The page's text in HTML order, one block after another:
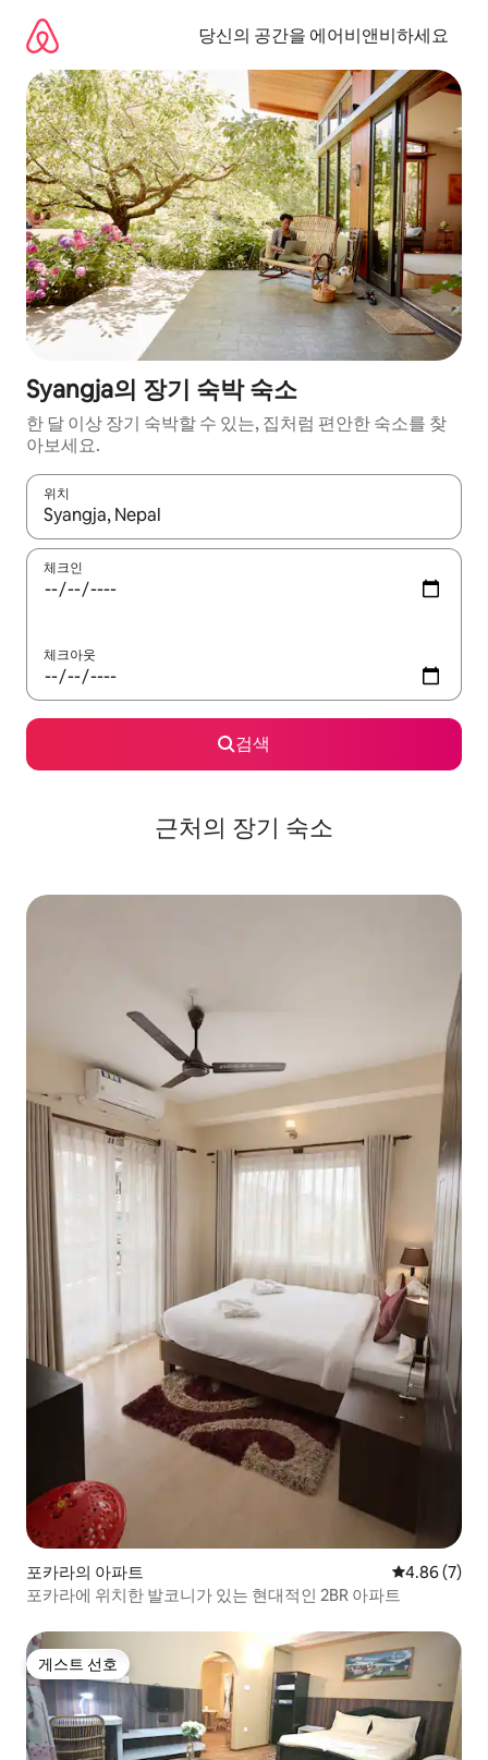
당신의 공간을 에어비앤비하세요
Syangja의 장기 숙박 숙소
한 달 이상 장기 숙박할 수 있는, 집처럼 편안한 숙소를 찾
아보세요.
위치
결과가 나오면 위·아래 화살표 키를 사용하거나 터치 또는 스와이
체크인
체크아웃
검색
근처의 장기 숙소
포카라의 아파트 평점 4.86점
4.86 (7)
포카라에 위치한 발코니가 있는 현대적인 2BR 아파트
게스트 선호
게스트 선호